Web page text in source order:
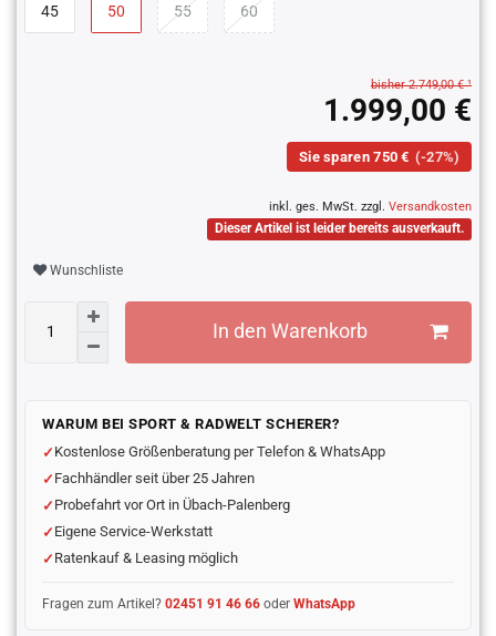
45 50 55 60
bisher 2.749,00 € ¹
1.999,00 €
Sie sparen 750 € (-27%)
inkl. ges. MwSt. zzgl. Versandkosten
Dieser Artikel ist leider bereits ausverkauft.
Wunschliste
In den Warenkorb
WARUM BEI SPORT & RADWELT SCHERER?
Kostenlose Größenberatung per Telefon & WhatsApp
Fachhändler seit über 25 Jahren
Probefahrt vor Ort in Übach-Palenberg
Eigene Service-Werkstatt
Ratenkauf & Leasing möglich
Fragen zum Artikel?02451 91 46 66 oderWhatsApp